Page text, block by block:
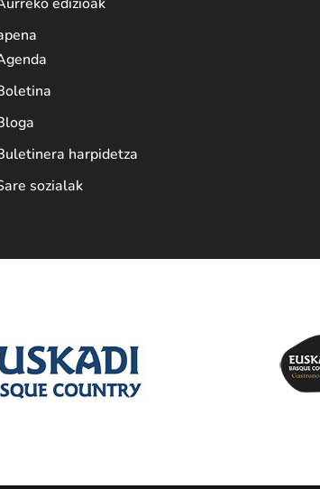
harpidetza
sozialak